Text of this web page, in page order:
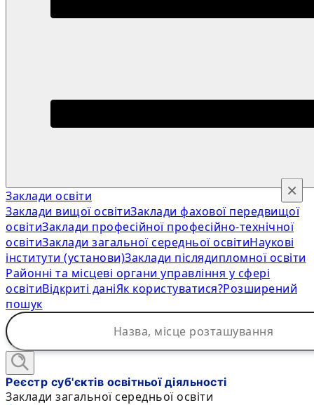
Заклади освіти
Заклади вищої освітиЗаклади фахової передвищої
освітиЗаклади професійної професійно-технічної
освітиЗаклади загальної середньої освітиНаукові
інститути (установи)Заклади післядипломної освіти
Районні та місцеві органи управління у сфері
освітиВідкриті даніЯк користуватися?Розширений
пошук
×
Реєстр суб'єктів освітньої діяльності
Заклади загальної середньої освіти